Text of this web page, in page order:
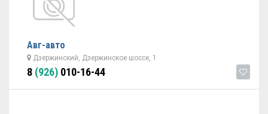
Авг-авто
Дзержинский, Дзержинское шоссе, 1
8 (926) 010-16-44